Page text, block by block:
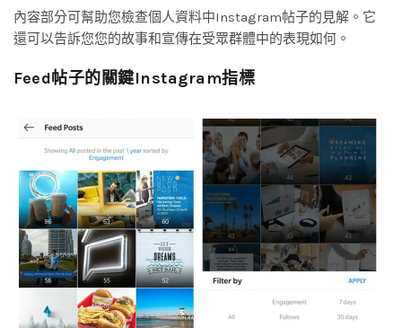
內容部分可幫助您檢查個人資料中Instagram帖子的見解。它
還可以告訴您您的故事和宣傳在受眾群體中的表現如何。
Feed帖子的關鍵Instagram指標